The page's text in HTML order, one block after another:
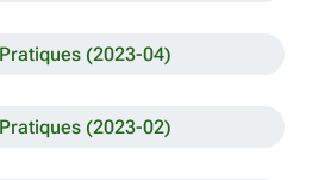
(2023-04)
(2023-02)